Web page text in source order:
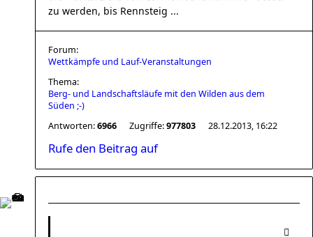
zu werden, bis Rennsteig ...
Forum:
Wettkämpfe und Lauf-Veranstaltungen
Thema:
Berg- und Landschaftsläufe mit den Wilden aus dem
Süden ;-)
Antworten:6966 Zugriffe:977803 28.12.2013, 16:22
Rufe den Beitrag auf